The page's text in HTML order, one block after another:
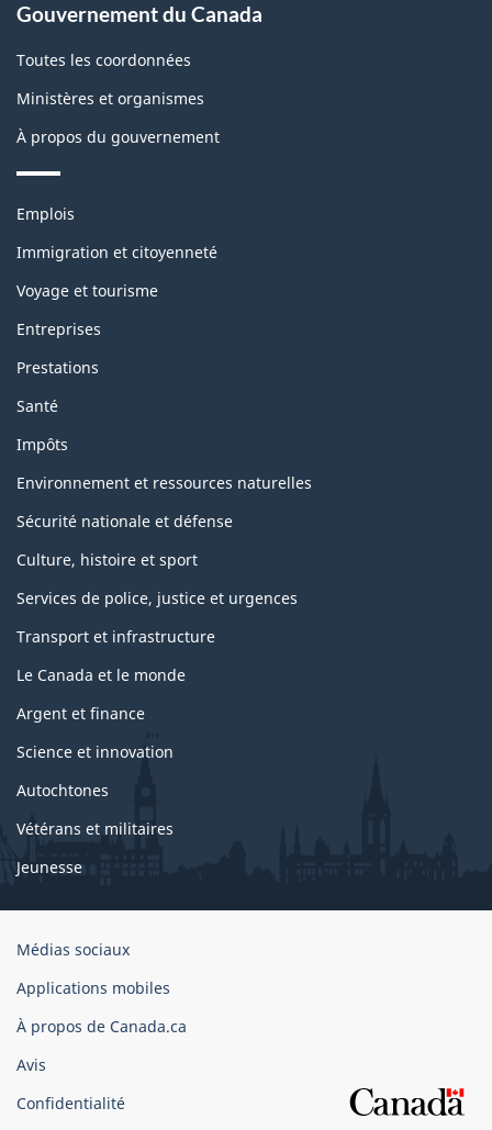
propos
de
ce
Gouvernement du Canada
Toutes les coordonnées
Ministères et organismes
À propos du gouvernement
Thèmes
sujets
Emplois
Immigration et citoyenneté
Voyage et tourisme
Entreprises
Prestations
Santé
Impôts
Environnement et ressources naturelles
Sécurité nationale et défense
Culture, histoire et sport
Services de police, justice et urgences
Transport et infrastructure
Le Canada et le monde
Argent et finance
Science et innovation
Autochtones
Vétérans et militaires
Jeunesse
Organisation
gouvernement
du
Canada
Médias sociaux
Applications mobiles
À propos de Canada.ca
Avis
Confidentialité